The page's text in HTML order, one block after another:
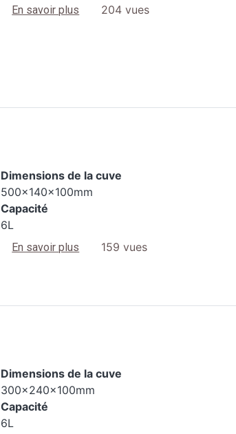
En savoir plus sur 2400 S3
204 vues
Dimensions de la cuve
500x140x100mm
Capacité
6L
En savoir plus sur 3200L S3
159 vues
Dimensions de la cuve
300x240x100mm
Capacité
6L